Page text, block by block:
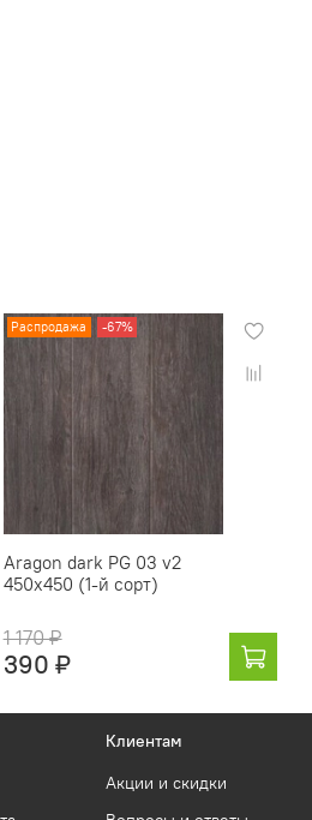
Распродажа -67%
Aragon dark PG 03 v2
450х450 (1-й сорт)
1 170 ₽
390 ₽
Клиентам
Акции и скидки